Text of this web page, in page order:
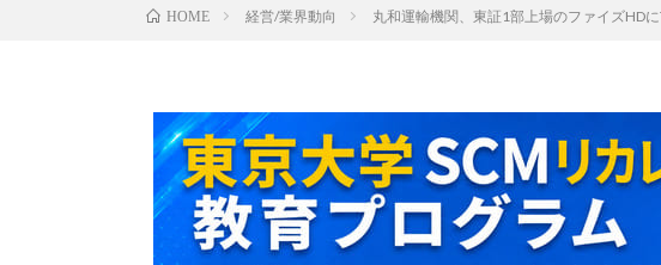
HOME 経営/業界動向 丸和運輸機関、東証1部上場のファイズHD